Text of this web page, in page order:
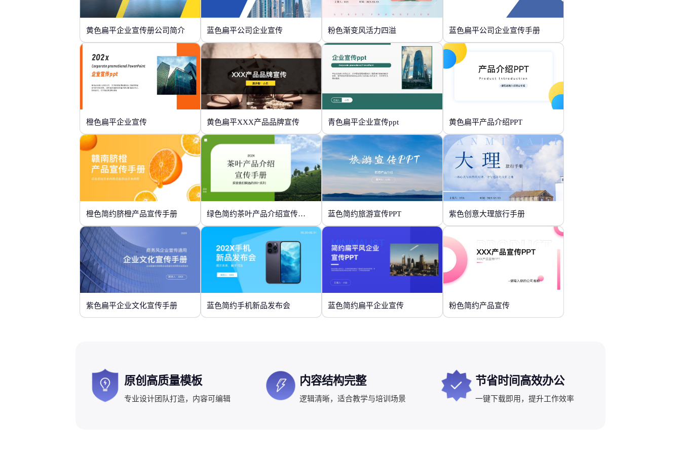
黄色扁平企业宣传册公司简介 蓝色扁平公司企业宣传 粉色渐变风活力四溢 蓝色扁平公司企业宣传手册
橙色扁平企业宣传 黄色扁平XXX产品品牌宣传 青色扁平企业宣传ppt 黄色扁平产品介绍PPT
橙色简约脐橙产品宣传手册 绿色简约茶叶产品介绍宣传手册 蓝色简约旅游宣传PPT 紫色创意大理旅行手册
紫色扁平企业文化宣传手册 蓝色简约手机新品发布会 蓝色简约扁平企业宣传 粉色简约产品宣传
原创高质量模板
专业设计团队打造，内容可编辑
内容结构完整
逻辑清晰，适合教学与培训场景
节省时间高效办公
一键下载即用，提升工作效率